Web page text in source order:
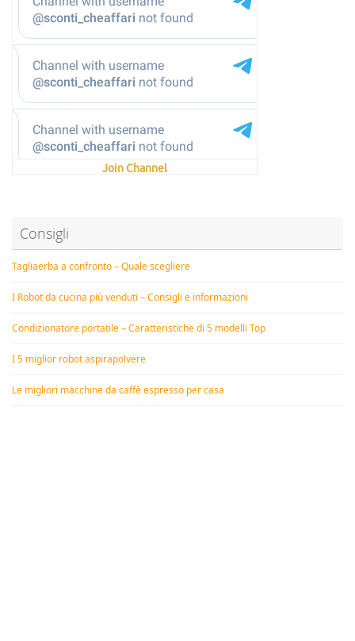
Join Channel
Consigli
Tagliaerba a confronto – Quale scegliere
I Robot da cucina più venduti – Consigli e informazioni
Condizionatore portatile – Caratteristiche di 5 modelli Top
I 5 miglior robot aspirapolvere
Le migliori macchine da caffè espresso per casa